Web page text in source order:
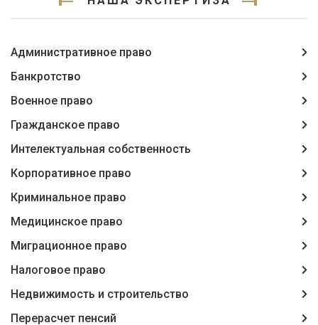
Административное право
Банкротство
Военное право
Гражданское право
Интелектуальная собственность
Корпоративное право
Криминальное право
Медицинское право
Миграционное право
Налоговое право
Недвижимость и строительство
Перерасчет пенсий